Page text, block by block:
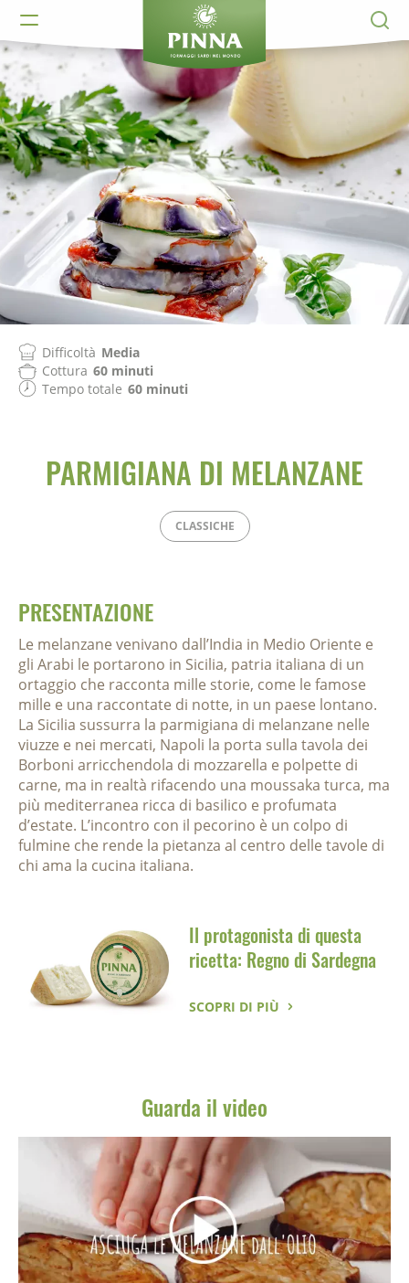
Difficoltà Media
Cottura 60 minuti
Tempo totale 60 minuti
PARMIGIANA DI MELANZANE
CLASSICHE
PRESENTAZIONE
Le melanzane venivano dall’India in Medio Oriente e
gli Arabi le portarono in Sicilia, patria italiana di un
ortaggio che racconta mille storie, come le famose
mille e una raccontate di notte, in un paese lontano.
La Sicilia sussurra la parmigiana di melanzane nelle
viuzze e nei mercati, Napoli la porta sulla tavola dei
Borboni arricchendola di mozzarella e polpette di
carne, ma in realtà rifacendo una moussaka turca, ma
più mediterranea ricca di basilico e profumata
d’estate. L’incontro con il pecorino è un colpo di
fulmine che rende la pietanza al centro delle tavole di
chi ama la cucina italiana.
Il protagonista di questa
ricetta: Regno di Sardegna
SCOPRI DI PIÙ
Guarda il video